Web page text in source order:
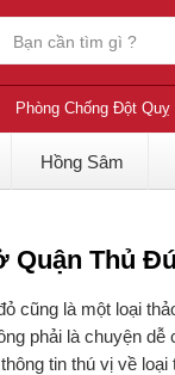
Phòng Chống Đột Quỵ
Hồng Sâm
Quận Thủ
cũng là một loại
phải là chuyện
tin thú vị về loại